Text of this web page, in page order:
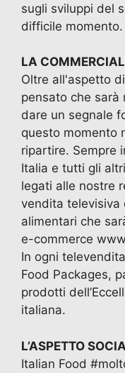
sugli sviluppi del
difficile momento.
LA
Oltre all'aspetto
pensato che sarà
dare un segnale
questo momento
ripartire. Sempre
Italia e tutti gli
legati alle nostre
vendita televisiva
alimentari che
e-commerce
In ogni
Food Packages,
prodotti
italiana.
L’ASPETTO
Italian Food